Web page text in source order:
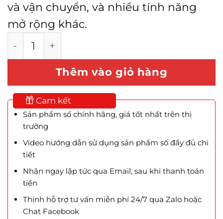
và vận chuyển, và nhiều tính năng
mở rộng khác.
Gói Crocoblock Lifetime (Key trọn đời) số
Thêm vào giỏ hàng
Cam kết
Sản phẩm số chính hãng, giá tốt nhất trên thị
trường
Video hướng dẫn sử dụng sản phẩm số đầy đủ chi
tiết
Nhận ngay lập tức qua Email, sau khi thanh toán
tiền
Thịnh hỗ trợ tư vấn miễn phí 24/7 qua Zalo hoặc
Chat Facebook